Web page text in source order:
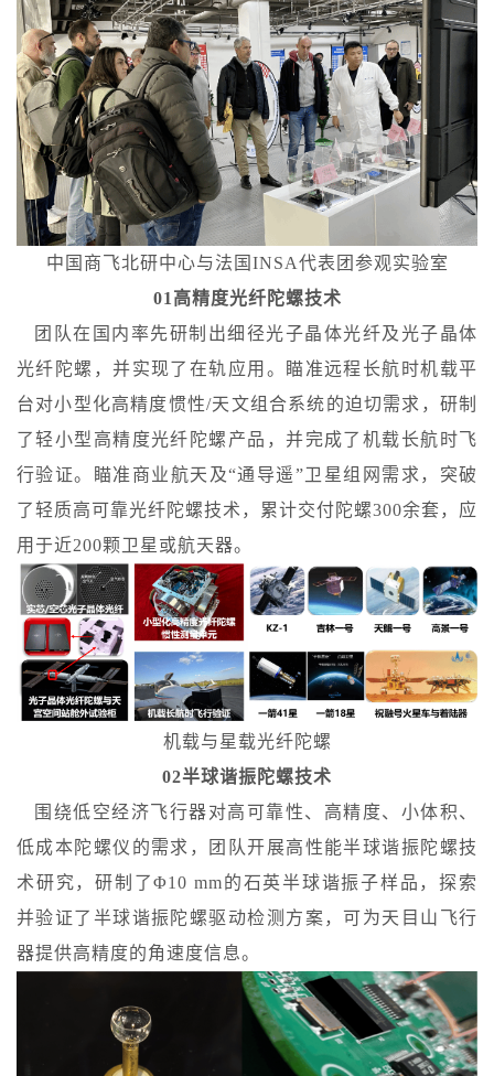
中国商飞北研中心与法国 INSA代表团参观实验室
01高精度光纤陀螺技术
团队在国内率先研制出细径光子晶体光纤及光子晶体
光纤陀螺，并实现了在轨应用。瞄准远程长航时机载平
台对小型化高精度惯性/天文组合系统的迫切需求，研制
了轻小型高精度光纤陀螺产品，并完成了机载长航时飞
行验证。瞄准商业航天及“通导遥”卫星组网需求，突破
了轻质高可靠光纤陀螺技术，累计交付陀螺300余套，应
用于近200颗卫星或航天器。
机载与星载光纤陀螺
02半球谐振陀螺技术
围绕低空经济飞行器对高可靠性、高精度、小体积、
低成本陀螺仪的需求，团队开展高性能半球谐振陀螺技
术研究，研制了Φ10 mm的石英半球谐振子样品，探索
并验证了半球谐振陀螺驱动检测方案，可为天目山飞行
器提供高精度的角速度信息。